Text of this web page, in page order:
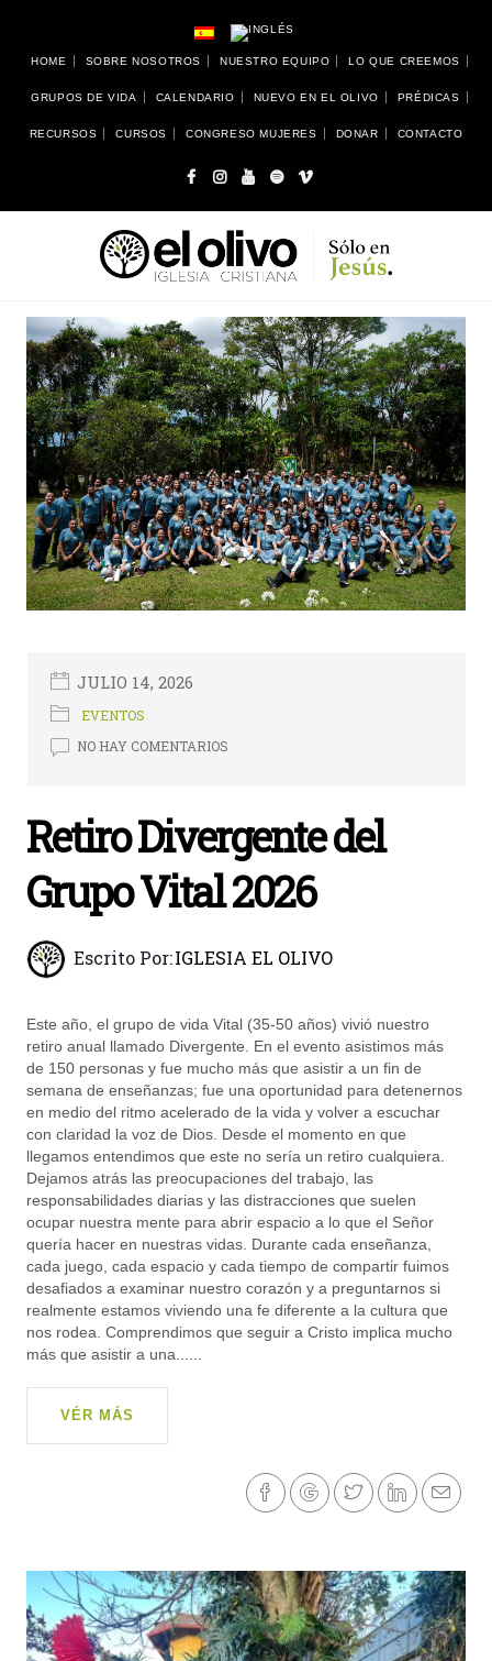
HOME SOBRE NOSOTROS NUESTRO EQUIPO LO QUE CREEMOS
GRUPOS DE VIDA CALENDARIO NUEVO EN EL OLIVO PRÉDICAS
RECURSOS CURSOS CONGRESO MUJERES DONAR CONTACTO
JULIO 14, 2026
EVENTOS
NO HAY COMENTARIOS
Retiro Divergente del
Grupo Vital 2026
Escrito Por:IGLESIA EL OLIVO
Este año, el grupo de vida Vital (35-50 años) vivió nuestro
retiro anual llamado Divergente. En el evento asistimos más
de 150 personas y fue mucho más que asistir a un fin de
semana de enseñanzas; fue una oportunidad para detenernos
en medio del ritmo acelerado de la vida y volver a escuchar
con claridad la voz de Dios. Desde el momento en que
llegamos entendimos que este no sería un retiro cualquiera.
Dejamos atrás las preocupaciones del trabajo, las
responsabilidades diarias y las distracciones que suelen
ocupar nuestra mente para abrir espacio a lo que el Señor
quería hacer en nuestras vidas. Durante cada enseñanza,
cada juego, cada espacio y cada tiempo de compartir fuimos
desafiados a examinar nuestro corazón y a preguntarnos si
realmente estamos viviendo una fe diferente a la cultura que
nos rodea. Comprendimos que seguir a Cristo implica mucho
más que asistir a una......
VÉR MÁS